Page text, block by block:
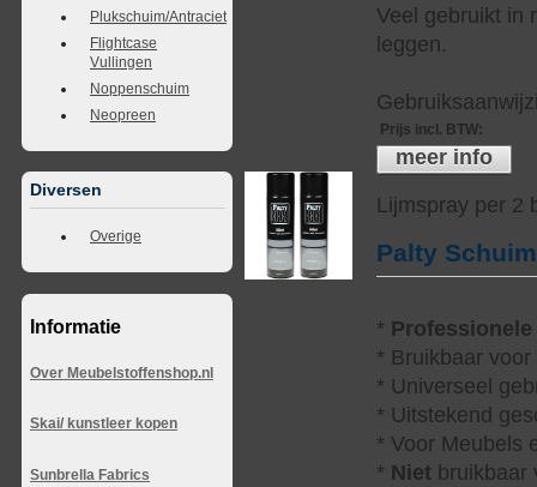
Plukschuim/Antraciet
Flightcase
Vullingen
Noppenschuim
Neopreen
Diversen
Overige
Informatie
Over Meubelstoffenshop.nl
Skai/ kunstleer kopen
Sunbrella Fabrics
Veel gebruikt in
leggen.
Prijs incl. BTW:
meer info
Lijmspray per 2
Palty
* Professionele
* Bruikbaar
* Universeel
* Uitstekend
* Voor Meubels
* Niet bruikbaar